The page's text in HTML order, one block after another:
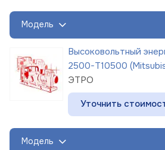
Модель
Высоковольтный
2500-Т10500
ЭТРО
Уточнить
Модель